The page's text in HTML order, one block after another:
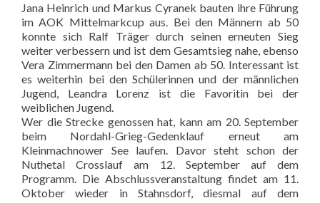
Jana Heinrich und Markus Cyranek bauten ihre Führung
im AOK Mittelmarkcup aus. Bei den Männern ab 50
konnte sich Ralf Träger durch seinen erneuten Sieg
weiter verbessern und ist dem Gesamtsieg nahe, ebenso
Vera Zimmermann bei den Damen ab 50. Interessant ist
es weiterhin bei den Schülerinnen und der männlichen
Jugend, Leandra Lorenz ist die Favoritin bei der
weiblichen Jugend.
Wer die Strecke genossen hat, kann am 20. September
beim Nordahl-Grieg-Gedenklauf erneut am
Kleinmachnower See laufen. Davor steht schon der
Nuthetal Crosslauf am 12. September auf dem
Programm. Die Abschlussveranstaltung findet am 11.
Oktober wieder in Stahnsdorf, diesmal auf dem